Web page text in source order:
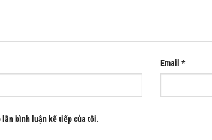
Email *
bình luận kế tiếp của tôi.